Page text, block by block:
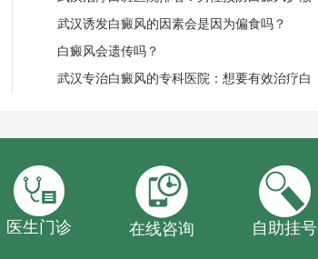
武汉诱发白癜风的因素会是因为偏食吗？
白癜风会遗传吗？
武汉专治白癜风的专科医院：想要有效治疗白
医生门诊 在线咨询 自助挂号